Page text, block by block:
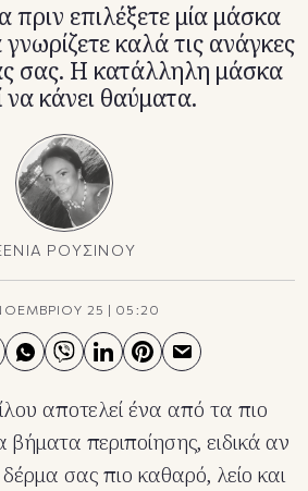
επιλέξετε μία μάσκα
γνωρίζετε καλά τις ανάγκες
σας. Η κατάλληλη μάσκα
να κάνει θαύματα.
ΡΟΥΣΙΝΟΥ
25 | 05:20
αποτελεί ένα από τα πιο
περιποίησης, ειδικά αν
σας πιο καθαρό, λείο και